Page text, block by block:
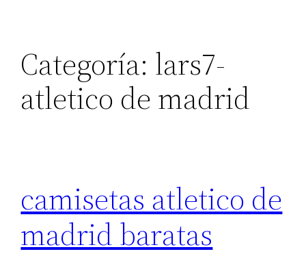
Categoría: lars7-
atletico de madrid
camisetas atletico de
madrid baratas